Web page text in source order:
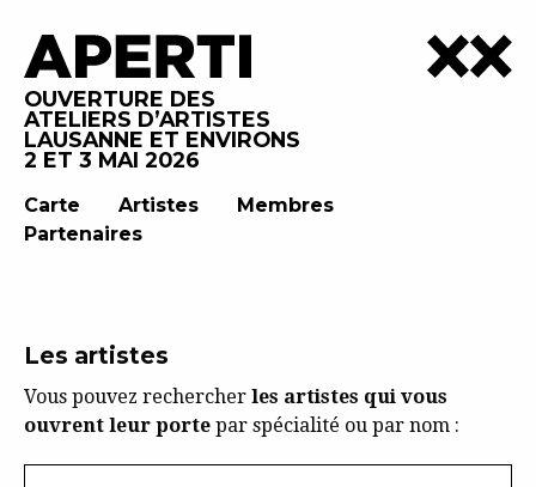
OUVERTURE DES
ATELIERS D’ARTISTES
LAUSANNE ET ENVIRONS
2 ET 3 MAI 2026
Carte Artistes
Membres
Partenaires
Les artistes
Vous pouvez rechercher les artistes qui vous
ouvrent leur porte par spécialité ou par nom :